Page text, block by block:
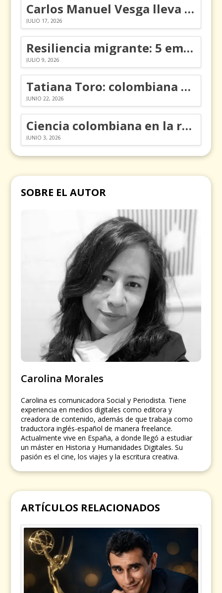
Carlos Manuel Vesga lleva el nombre de Colombia a los Emmy
JULIO 17, 2026
Resiliencia migrante: 5 emociones y cómo gestionarlas
JULIO 9, 2026
Tatiana Toro: colombiana que cambió la historia de las matemáticas
JUNIO 22, 2026
Ciencia colombiana en la revolución de los órganos en chips
JUNIO 3, 2026
SOBRE EL AUTOR
Carolina Morales
Carolina es comunicadora Social y Periodista. Tiene
experiencia en medios digitales como editora y
creadora de contenido, además de que trabaja como
traductora inglés-español de manera freelance.
Actualmente vive en España, a donde llegó a estudiar
un máster en Historia y Humanidades Digitales. Su
pasión es el cine, los viajes y la escritura creativa.
ARTÍCULOS RELACIONADOS